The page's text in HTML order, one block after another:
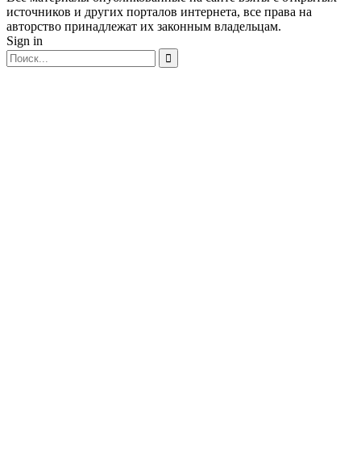
источников и других порталов интернета, все права на
авторство принадлежат их законным владельцам.
Sign in